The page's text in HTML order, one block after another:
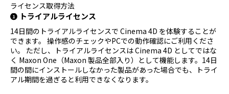
ライセンス取得方法
トライアルライセンス
14日間のトライアルライセンスで Cinema 4D を体験することが
できます。 操作感のチェックやPCでの動作確認にご利用くださ
い。 ただし、トライアルライセンスは Cinema 4D としてではな
く Maxon One（Maxon 製品全部入り）として機能します。14日
間の間にインストールしなかった製品があった場合でも、トライ
アル期間を過ぎると利用できなくなります。